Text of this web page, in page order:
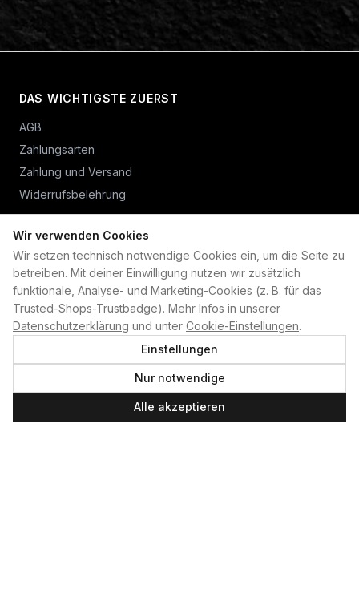
Wir verwenden Cookies
Wir setzen technisch notwendige Cookies ein, um die Seite zu
betreiben. Mit deiner Einwilligung nutzen wir zusätzlich
funktionale, Analyse- und Marketing-Cookies (z. B. für das
Trusted-Shops-Trustbadge). Mehr Infos in unserer
Datenschutzerklärung und unter Cookie-Einstellungen.
Einstellungen
Nur notwendige
Alle akzeptieren
DAS WICHTIGSTE ZUERST
AGB
Zahlungsarten
Zahlung und Versand
Widerrufsbelehrung
PLAN B
Home
Kontakt
Impressum
Datenschutzerklärung